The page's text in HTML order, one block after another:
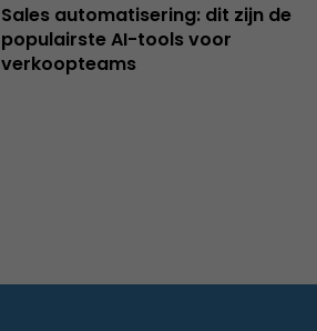
Sales automatisering: dit zijn de
populairste AI-tools voor
verkoopteams